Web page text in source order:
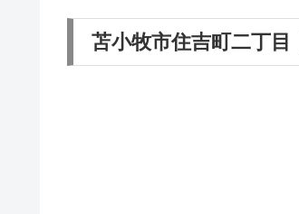
苫小牧市住吉町二丁目